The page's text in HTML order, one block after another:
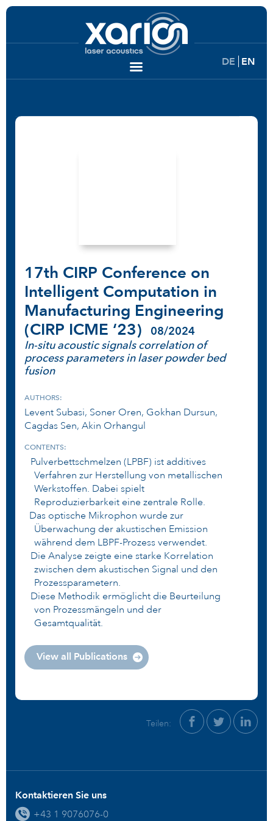
DE EN
17th CIRP Conference on
Intelligent Computation in
Manufacturing Engineering
(CIRP ICME ‘23)
08/2024
In-situ acoustic signals correlation of
process parameters in laser powder bed
fusion
AUTHORS:
Levent Subasi, Soner Oren, Gokhan Dursun,
Cagdas Sen, Akin Orhangul
CONTENTS:
Pulverbettschmelzen (LPBF) ist additives
Verfahren zur Herstellung von metallischen
Werkstoffen. Dabei spielt
Reproduzierbarkeit eine zentrale Rolle.
Das optische Mikrophon wurde zur
Überwachung der akustischen Emission
während dem LBPF-Prozess verwendet.
Die Analyse zeigte eine starke Korrelation
zwischen dem akustischen Signal und den
Prozessparametern.
Diese Methodik ermöglicht die Beurteilung
von Prozessmängeln und der
Gesamtqualität.
View all Publications
Teilen:
Kontaktieren Sie uns
+43 1 9076076-0